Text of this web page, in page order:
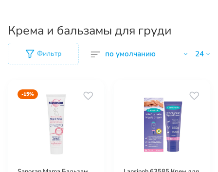
Крема и бальзамы для груди
Фильтр
-15%